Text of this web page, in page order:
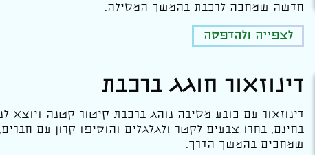
חדשה שמחכה לרכבת בהמשך המסילה.
לצפייה ולהדפסה
דינוזאור חוגג ברכבת
דינוזאור עם כובע מסיבה נוהג ברכבת קיטור קטנה ויוצא
בחינם, בחרו צבעים לקטר ולגלגלים והוסיפו קרון עם
שמחכים בהמשך הדרך.